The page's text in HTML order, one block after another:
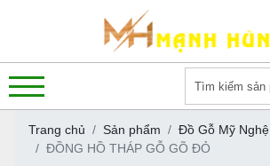
Trang chủ Sản phẩm Đồ Gỗ Mỹ Nghệ
ĐỒNG HỒ THÁP GỖ GÕ ĐỎ